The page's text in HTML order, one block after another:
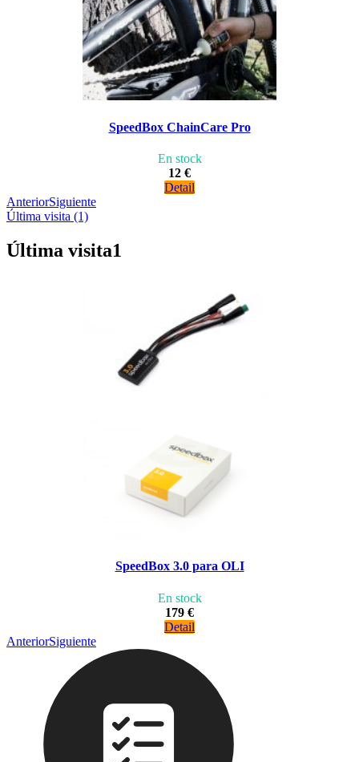
SpeedBox ChainCare Pro
En stock
12 €
Detail
AnteriorSiguiente
Última visita (1)
Última visita1
SpeedBox 3.0 para OLI
En stock
179 €
Detail
AnteriorSiguiente